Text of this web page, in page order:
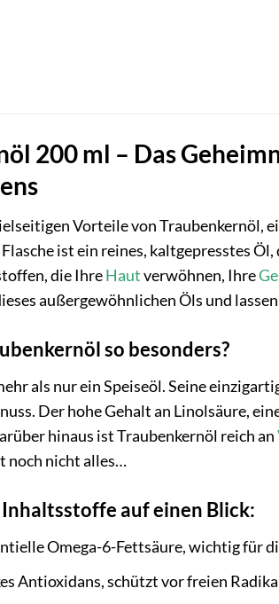
200 ml – Das
Vorteile von Traubenkernöl,
ist ein reines, kaltgepresstes
die IhreHautverwöhnen, Ihre
außergewöhnlichen Öls und
so besonders?
als nur ein Speiseöl. Seine
Der hohe Gehalt an Linolsäure,
hinaus ist Traubenkernöl reich an
noch nicht alles…
auf einen Blick:
Omega-6-Fettsäure, wichtig für
Antioxidans, schützt vor freien